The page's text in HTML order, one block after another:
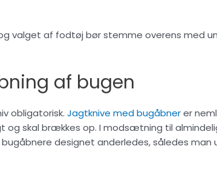
valget af fodtøj bør stemme overens med
af bugen
obligatorisk. Jagtknive med bugåbnerer
og skal brækkes op. I modsætning til
designet anderledes, således man